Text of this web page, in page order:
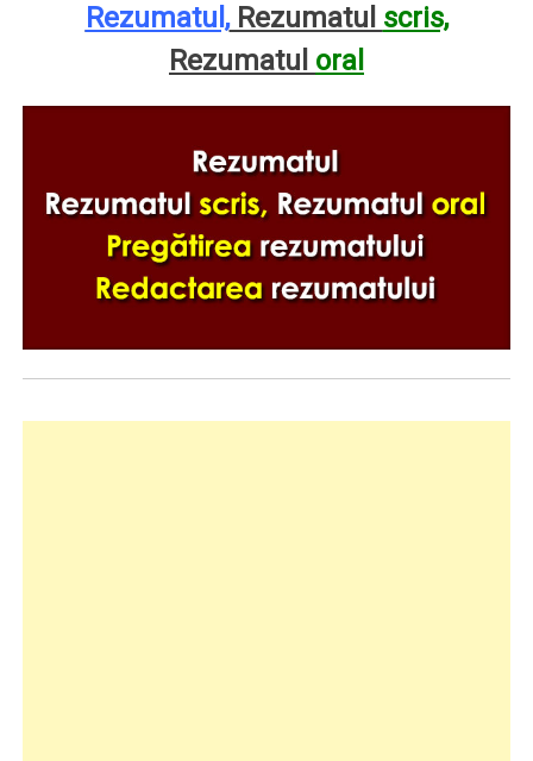
Rezumatul,Rezumatul scris,
Rezumatul oral